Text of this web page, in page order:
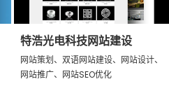
特浩光电科技网站建设
网站策划、双语网站建设、网站设计、
网站推广、网站SEO优化